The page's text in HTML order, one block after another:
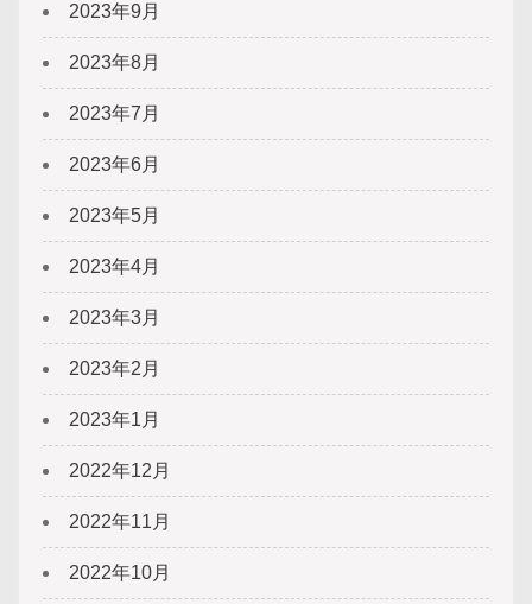
2023年9月
2023年8月
2023年7月
2023年6月
2023年5月
2023年4月
2023年3月
2023年2月
2023年1月
2022年12月
2022年11月
2022年10月